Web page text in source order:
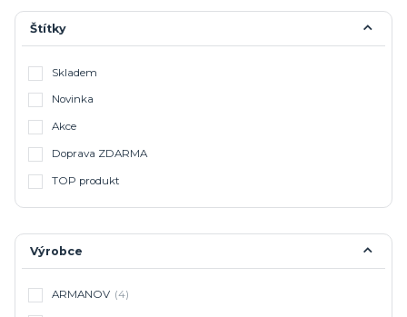
Štítky
Skladem
Novinka
Akce
Doprava ZDARMA
TOP produkt
Výrobce
ARMANOV (4)